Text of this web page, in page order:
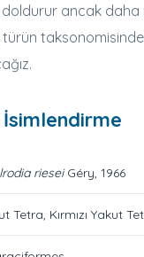
ancak daha
türün
İsimlendirme
rieseiGéry, 1966
Tetra, Kırmızı Yakut